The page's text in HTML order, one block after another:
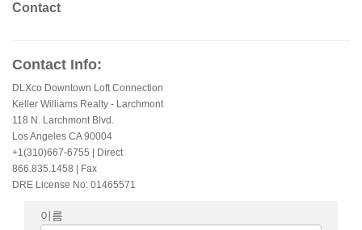
Contact
Contact Info:
DLXco Downtown Loft Connection
Keller Williams Realty - Larchmont
118 N. Larchmont Blvd.
Los Angeles CA 90004
+1(310)667-6755 | Direct
866.835.1458 | Fax
DRE License No: 01465571
이름